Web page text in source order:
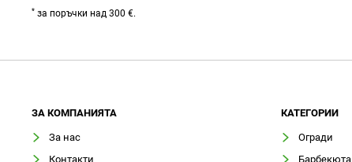
* за поръчки над 300 €.
ЗA КОМПАНИЯТА
За нас
Контакти
КАТЕГОРИИ
Огради
Барбекюта